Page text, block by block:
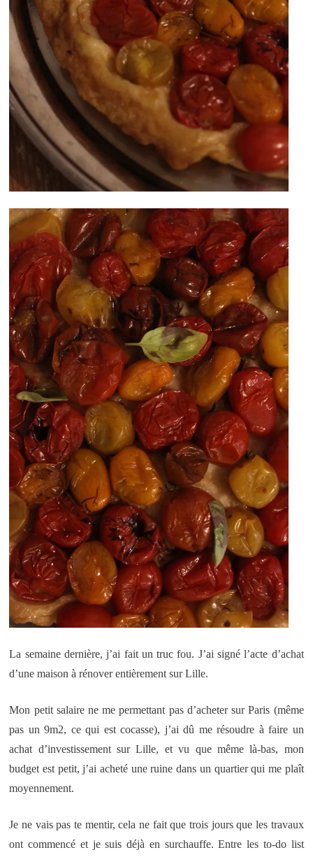
La semaine dernière, j’ai fait un truc fou. J’ai signé l’acte d’achat
d’une maison à rénover entièrement sur Lille.
Mon petit salaire ne me permettant pas d’acheter sur Paris (même
pas un 9m2, ce qui est cocasse), j’ai dû me résoudre à faire un
achat d’investissement sur Lille, et vu que même là-bas, mon
budget est petit, j’ai acheté une ruine dans un quartier qui me plaît
moyennement.
Je ne vais pas te mentir, cela ne fait que trois jours que les travaux
ont commencé et je suis déjà en surchauffe. Entre les to-do list